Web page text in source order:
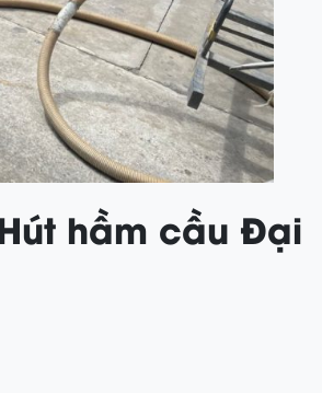
hầm cầu Đại